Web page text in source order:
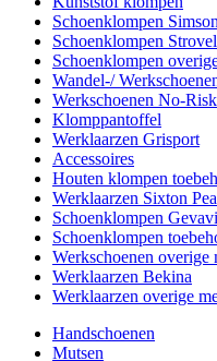
Schoenklompen Simson
Schoenklompen
Schoenklompen
Wandel-/
Werkschoenen No-Risk
Klomppantoffel
Werklaarzen Grisport
Accessoires
Houten klompen
Werklaarzen Sixton
Schoenklompen Gevavi
Schoenklompen
Werkschoenen overige
Werklaarzen Bekina
Werklaarzen overige
Handschoenen
Mutsen